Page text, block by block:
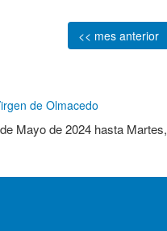
<< mes anterior
de Olmacedo
Mayo de 2024hasta